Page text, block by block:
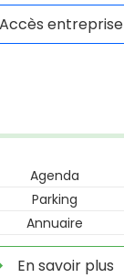
Accès entreprise
Agenda
Parking
Annuaire
En savoir plus